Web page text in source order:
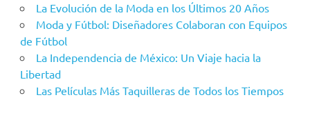
La Evolución de la Moda en los Últimos 20 Años
Moda y Fútbol: Diseñadores Colaboran con Equipos
de Fútbol
La Independencia de México: Un Viaje hacia la
Libertad
Las Películas Más Taquilleras de Todos los Tiempos